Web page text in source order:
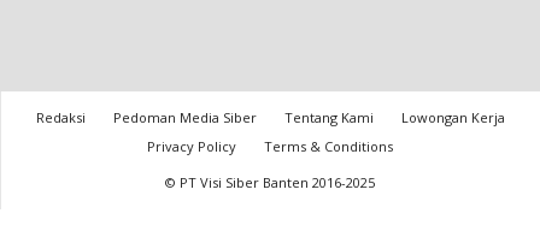
Redaksi Pedoman Media Siber Tentang Kami
Lowongan Kerja
Privacy Policy
Terms & Conditions
© PT Visi Siber Banten 2016-2025